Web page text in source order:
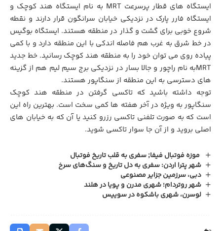
ایستگاه های قطار پرسرعت MRT به نام ایستگاه هند کوچک و
ایستگاه فارر پارک در نزدیکی خیابان سرانگون قرار دارند و نقطه
شروع خوبی برای گشت و گذار در منطقه هستند. ایستگاه بوگیس
در خط شرق به غرب هم فاصله اندکی با این منطقه دارد و با کمی
پیاده روی می توان خود را به منطقه هند کوچک رسانید. خط جدید
MRTبه نام راچور و جالا بسار در نزدیکی برج سیم لیم هم از گزینه
های دسترسی به این منطقه از سنگاپور هستند.
توجه داشته باشید که تاکسی گرفتن در منطقه هند کوچک
سنگاپور به ویژه در آخر هفته ها کمی سخت است. بهترین راه این
است که به صورت تلفنی تاکسی رزرو کنید یا آن که به خیابان های
اصلی بروید و از آن جا سوار تاکسی شوید.
موزه فوتبال فیفا; سفری به قلب تاریخ فوتبال
شهر پترا اردن: سفری به دل تاریخ و سنگ‌های سرخ
دبی، سرزمین جزایر مصنوعی
شهر روتردام؛ شهری مدرن و پویا در هلند
لوسرن، شهری باشکوه در سوییس